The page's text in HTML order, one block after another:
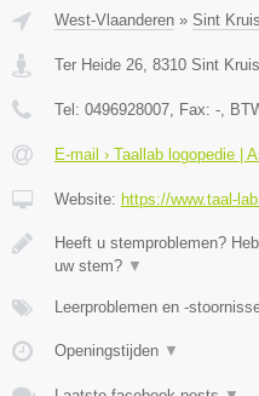
West-Vlaanderen » Sint Kruis
Ter Heide 26, 8310 Sint Kruis
Tel: 0496928007, Fax: -,
E-mail › Taallab logopedie |
Website: https://www.taal-
Heeft u stemproblemen?
uw stem? ▼
Leerproblemen en -
Openingstijden ▼